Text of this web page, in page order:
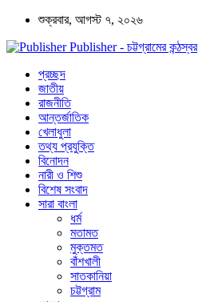
শুক্রবার, আগস্ট ৭, ২০২৬
Publisher - চট্টগ্রামের কন্ঠস্বর
প্রচ্ছদ
জাতীয়
রাজনীতি
আন্তর্জাতিক
খেলাধুলা
তথ্য প্রযুক্তি
বিনোদন
নারী ও শিশু
বিশেষ সংবাদ
সারা বাংলা
ধর্ম
মতামত
মুক্তমত
বাঁশখালী
সাতকানিয়া
চট্টগ্রাম